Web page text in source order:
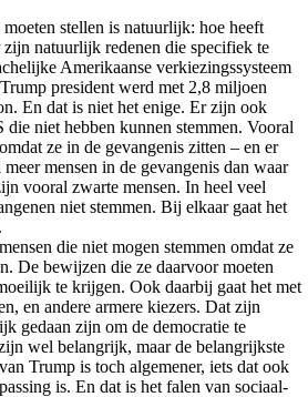
stellen is natuurlijk: hoe heeft
natuurlijk redenen die specifiek te
Amerikaanse verkiezingssysteem
president werd met 2,8 miljoen
En dat is niet het enige. Er zijn ook
niet hebben kunnen stemmen. Vooral
ze in de gevangenis zitten – en er
mensen in de gevangenis dan waar
vooral zwarte mensen. In heel veel
niet stemmen. Bij elkaar gaat het
die niet mogen stemmen omdat ze
De bewijzen die ze daarvoor moeten
te krijgen. Ook daarbij gaat het met
en andere armere kiezers. Dat zijn
gedaan zijn om de democratie te
wel belangrijk, maar de belangrijkste
Trump is toch algemener, iets dat ook
is. En dat is het falen van sociaal-